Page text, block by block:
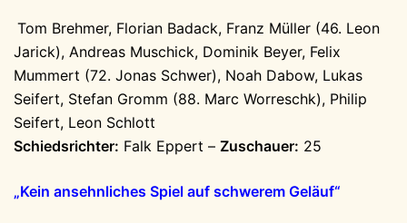
Tom Brehmer, Florian Badack, Franz Müller (46. Leon
Jarick), Andreas Muschick, Dominik Beyer, Felix
Mummert (72. Jonas Schwer), Noah Dabow, Lukas
Seifert, Stefan Gromm (88. Marc Worreschk), Philip
Seifert, Leon Schlott
Schiedsrichter: Falk Eppert – Zuschauer: 25
„Kein ansehnliches Spiel auf schwerem Geläuf“